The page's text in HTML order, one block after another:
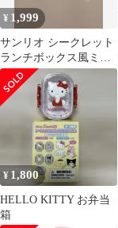
ランチバック Sanrio 大
人子供 プレゼント
BAG-12
¥ 1,999
サンリオ シークレット
ランチボックス風ミニ
小物入れ ハローキティ
¥ 1,800
HELLO KITTY お弁当
箱